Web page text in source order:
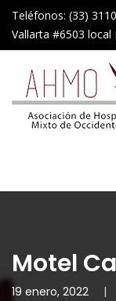
Teléfonos: (33)
Vallarta #6503 local
Motel
19 enero, 2022